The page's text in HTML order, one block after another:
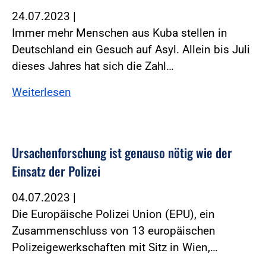
24.07.2023 |
Immer mehr Menschen aus Kuba stellen in
Deutschland ein Gesuch auf Asyl. Allein bis Juli
dieses Jahres hat sich die Zahl…
Weiterlesen
Ursachenforschung ist genauso nötig wie der
Einsatz der Polizei
04.07.2023 |
Die Europäische Polizei Union (EPU), ein
Zusammenschluss von 13 europäischen
Polizeigewerkschaften mit Sitz in Wien,…